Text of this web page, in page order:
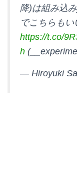
降)は組み込
でこちらもい
https://t.co/
h
— Hiroyuki